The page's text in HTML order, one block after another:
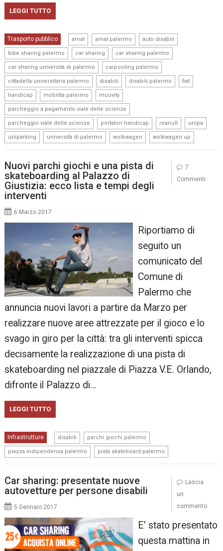
LEGGI TUTTO
Trasporto pubblico amat amat palermo auto disabili
bike sharing palermo car sharing car sharing palermo
car sharing università di palermo carpooling palermo
cittadella universitaria palermo disabili disabili palermo fiat
handicap mobilita palermo muovity
parcheggio a pagamento viale delle scienze
parcheggio viale delle scienze portatori handicap reanult unipa
uniparking università di palermo wolkwagen wolkwagen up
Nuovi parchi giochi e una pista di
skateboarding al Palazzo di
Giustizia: ecco lista e tempi degli
interventi
6 Marzo 2017
Riportiamo di
seguito un
comunicato del
Comune di
Palermo che
annuncia nuovi lavori a partire da Marzo per
realizzare nuove aree attrezzate per il gioco e lo
svago in giro per la città: tra gli interventi spicca
decisamente la realizzazione di una pista di
skateboarding nel piazzale di Piazza V.E. Orlando,
difronte il Palazzo di…
LEGGI TUTTO
Infrastrutture disabili parchi giochi palermo
piazza indipendenza palermo pista skateboard palermo
7
Commenti
Car sharing: presentate nuove
autovetture per persone disabili
5 Gennaio 2017
E’ stato presentato
questa mattina in
Lascia
un
commento